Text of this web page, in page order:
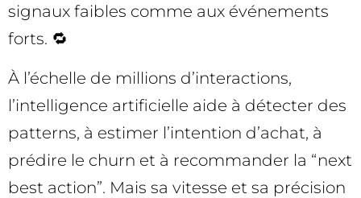
signaux faibles comme aux événements
forts. 🔁
À l’échelle de millions d’interactions,
l’intelligence artificielle aide à détecter des
patterns, à estimer l’intention d’achat, à
prédire le churn et à recommander la “next
best action”. Mais sa vitesse et sa précision